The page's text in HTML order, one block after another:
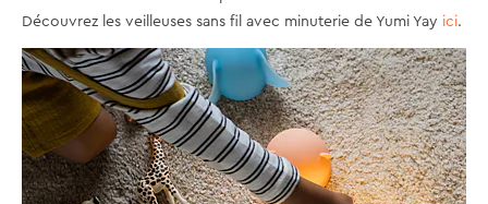
Découvrez les veilleuses sans fil avec minuterie de Yumi Yay ici.